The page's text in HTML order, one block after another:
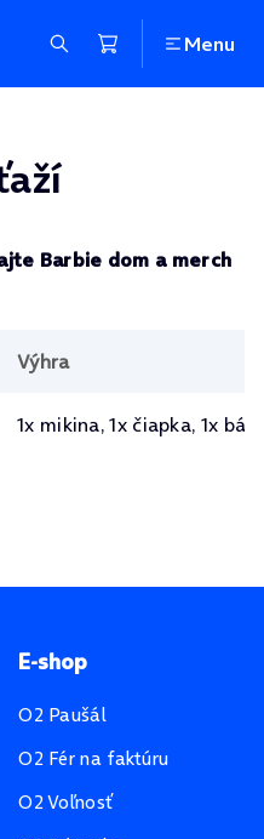
Menu
Barbie dom a merch
Výhra
1x mikina, 1x čiapka, 1x
E-shop
O2 Paušál
O2 Fér na faktúru
O2 Voľnosť